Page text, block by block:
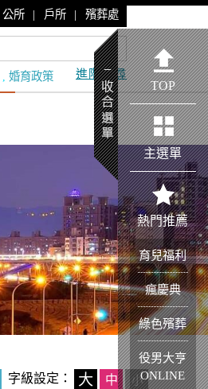
公所 | 戶所 | 殯葬處
婚育政策 進階搜尋
字級設定： 大 中 小
TOP
主選單
熱門推薦
育兒福利
瘋慶典
綠色殯葬
役男大亨
ONLINE